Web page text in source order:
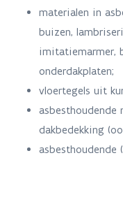
materialen in
buizen,
imitatiemarmer,
onderdakplaten;
vloertegels uit
asbesthoudende
dakbedekking
asbesthoudende